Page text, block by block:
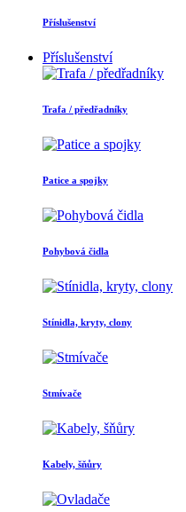
Příslušenství
Příslušenství
Trafa / předřadníky
Patice a spojky
Pohybová čidla
Stínidla, kryty, clony
Stmívače
Kabely, šňůry